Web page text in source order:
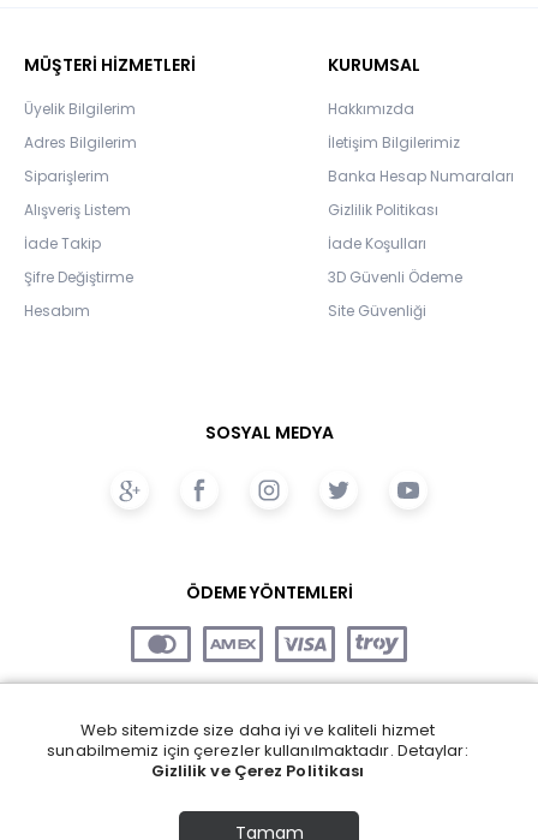
MÜŞTERİ HİZMETLERİ
Üyelik Bilgilerim
Adres Bilgilerim
Siparişlerim
Alışveriş Listem
İade Takip
Şifre Değiştirme
Hesabım
KURUMSAL
Hakkımızda
İletişim Bilgilerimiz
Banka Hesap Numaraları
Gizlilik Politikası
İade Koşulları
3D Güvenli Ödeme
Site Güvenliği
SOSYAL MEDYA
ÖDEME YÖNTEMLERİ
Web sitemizde size daha iyi ve kaliteli hizmet
sunabilmemiz için çerezler kullanılmaktadır. Detaylar:
Gizlilik ve Çerez Politikası
Tamam